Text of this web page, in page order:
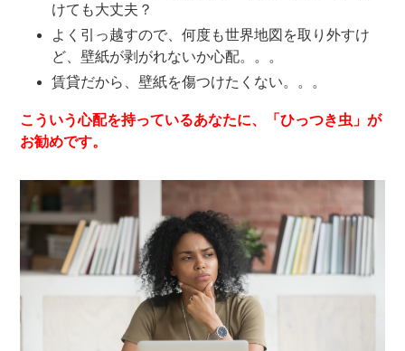
けても大丈夫？
よく引っ越すので、何度も世界地図を取り外すけ
ど、壁紙が剥がれないか心配。。。
賃貸だから、壁紙を傷つけたくない。。。
こういう心配を持っているあなたに、「ひっつき虫」が
お勧めです。